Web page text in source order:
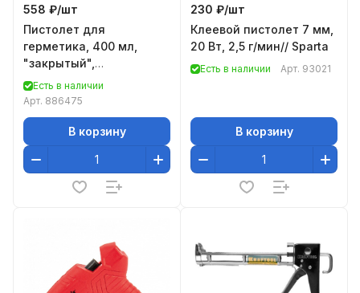
558 ₽/шт
Пистолет для
герметика, 400 мл,
"закрытый",
алюминиевый корпус,
круглый шток 8 мм//
Есть в наличии
Арт. 886475
В корзину
230 ₽/шт
Клеевой пистолет 7 мм,
20 Вт, 2,5 г/мин// Sparta
Есть в наличии Арт. 93021
В корзину